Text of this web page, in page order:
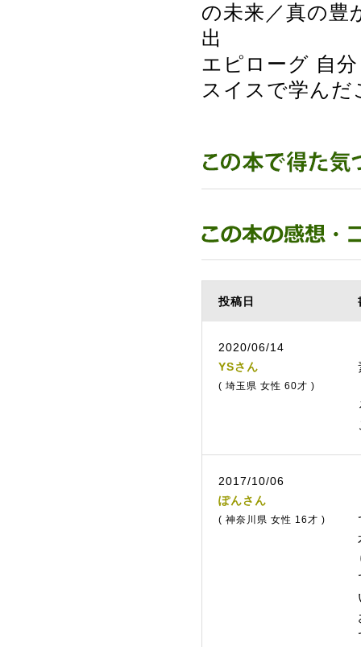
の未来／真の豊
出
エピローグ 自
スイスで学ん
投稿日
2020/06/14
YSさん
( 埼玉県 女性 60才 )
2017/10/06
ぽんさん
( 神奈川県 女性 16才 )